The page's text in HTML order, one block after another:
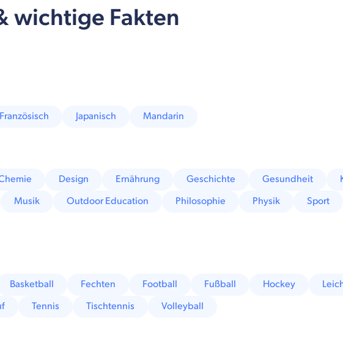
wichtige Fakten
Französisch Japanisch Mandarin
Design Ernährung Geschichte Gesundheit
Musik Outdoor Education Philosophie Physik Sport
Basketball Fechten Football Fußball Hockey
Tennis Tischtennis Volleyball